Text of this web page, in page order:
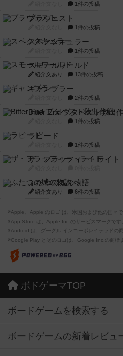
1件の投稿
ブラヴェスト
1件の投稿
スペクタキュラー
1件の投稿
スモールワールド
紹介文あり 13件の投稿
ギャンブラー
2件の投稿
Bitter End ブタペスト救出
1件の投稿
ラピード
1件の投稿
ザ・フラッフィー・ライト
ふたつの城の物語
紹介文あり 6件の投稿
※Apple、Apple のロゴ は、米国および他の国々
※App Store は、Apple Inc.のサービスマークです
※Android は、グーグル インコーポレイテッドの
※Google Play とそのロゴは、Google Inc.の商標
ボドゲーマTOP
ボードゲームを検索する
ボードゲームの新着レビュ